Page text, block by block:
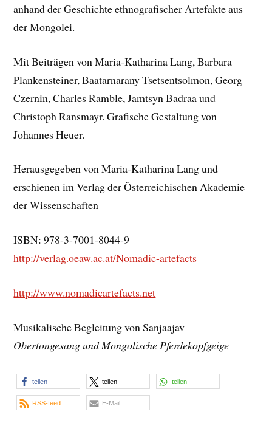
anhand der Geschichte ethnografischer Artefakte aus
der Mongolei.
Mit Beiträgen von Maria-Katharina Lang, Barbara
Plankensteiner, Baatarnarany Tsetsentsolmon, Georg
Czernin, Charles Ramble, Jamtsyn Badraa und
Christoph Ransmayr. Grafische Gestaltung von
Johannes Heuer.
Herausgegeben von Maria-Katharina Lang und
erschienen im Verlag der Österreichischen Akademie
der Wissenschaften
ISBN: 978-3-7001-8044-9
http://verlag.oeaw.ac.at/Nomadic-artefacts
http://www.nomadicartefacts.net
Musikalische Begleitung von Sanjaajav
Obertongesang und Mongolische Pferdekopfgeige
teilen teilen teilen
RSS-feed E-Mail